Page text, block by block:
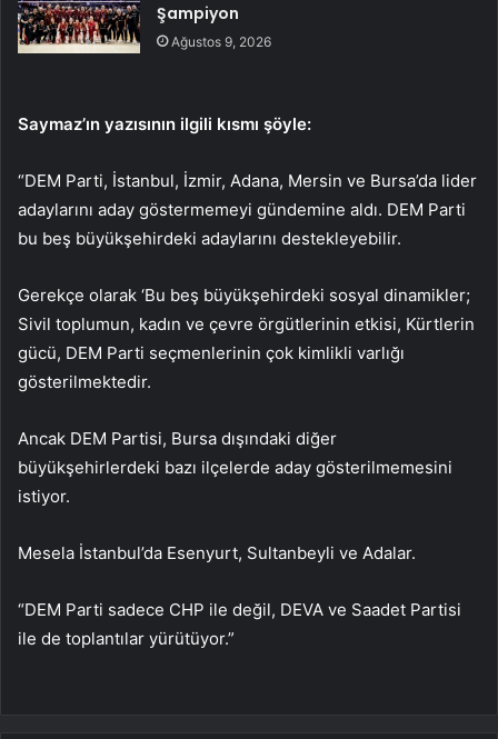
Şampiyon
Ağustos 9, 2026
Saymaz’ın yazısının ilgili kısmı şöyle:
“DEM Parti, İstanbul, İzmir, Adana, Mersin ve Bursa’da lider
adaylarını aday göstermemeyi gündemine aldı. DEM Parti
bu beş büyükşehirdeki adaylarını destekleyebilir.
Gerekçe olarak ‘Bu beş büyükşehirdeki sosyal dinamikler;
Sivil toplumun, kadın ve çevre örgütlerinin etkisi, Kürtlerin
gücü, DEM Parti seçmenlerinin çok kimlikli varlığı
gösterilmektedir.
Ancak DEM Partisi, Bursa dışındaki diğer
büyükşehirlerdeki bazı ilçelerde aday gösterilmemesini
istiyor.
Mesela İstanbul’da Esenyurt, Sultanbeyli ve Adalar.
“DEM Parti sadece CHP ile değil, DEVA ve Saadet Partisi
ile de toplantılar yürütüyor.”